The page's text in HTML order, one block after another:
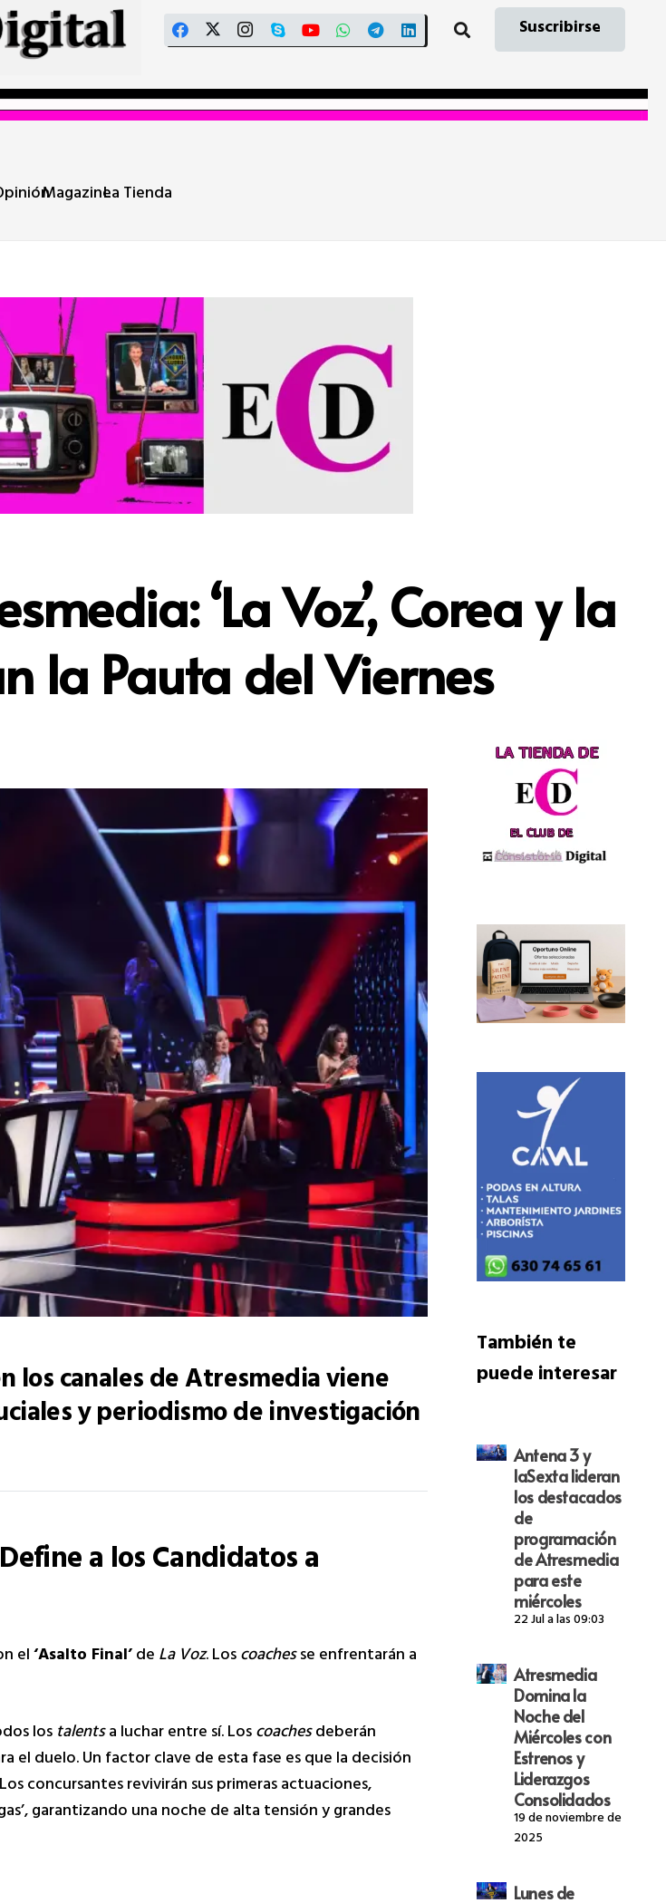
Suscribirse
MagazineLa Tienda
‘La Voz’, Corea y la
la Pauta del Viernes
los canales de Atresmedia viene
y periodismo de investigación
a los Candidatos a
el‘Asalto Final’deLa Voz. Loscoachesse enfrentarán a
lostalentsa luchar entre sí. Loscoachesdeberán
el duelo. Un factor clave de esta fase es que la decisión
concursantes revivirán sus primeras actuaciones,
garantizando una noche de alta tensión y grandes
También te
puede interesar
Antena 3 y
laSexta lideran
los destacados
de
programación
de Atresmedia
para este
miércoles
22 Jul a las 09:03
Atresmedia
Domina la
Noche del
Miércoles con
Estrenos y
Liderazgos
Consolidados
19 de noviembre de
2025
Lunes de